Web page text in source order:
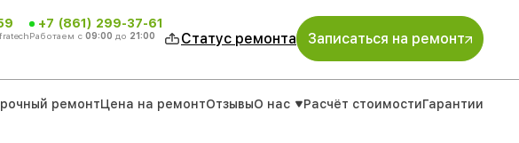
+7 (861) 299-37-61
Работаем с 09:00 до 21:00 Статус ремонта Записаться на ремонт
ремонтЦена на ремонтОтзывыО нас Расчёт стоимостиГарантии